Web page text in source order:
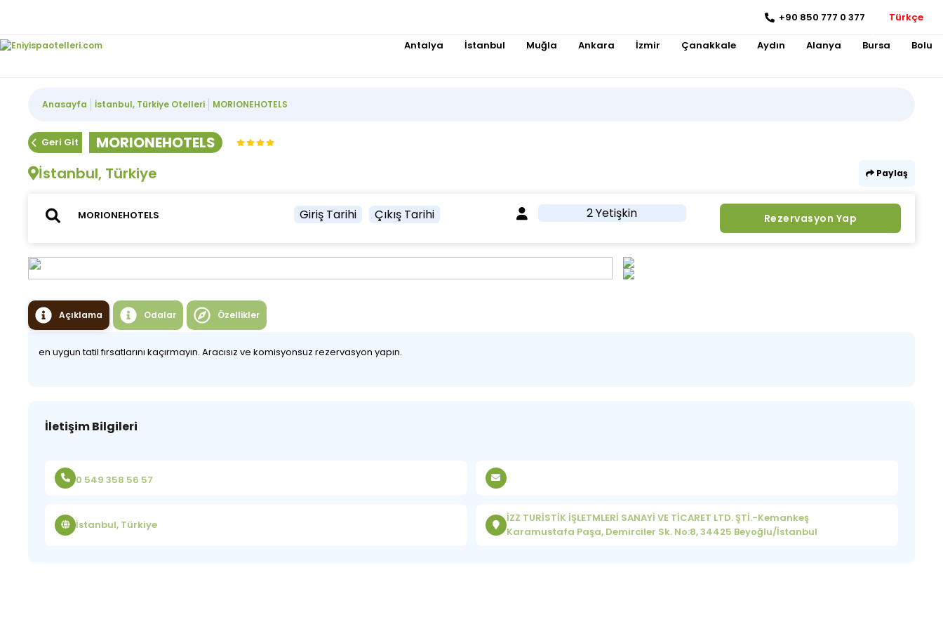
+90 850 777 0 377 Türkçe
Antalya İstanbul Muğla Ankara İzmir Çanakkale Aydın Alanya Bursa Bolu
Anasayfa İstanbul, Türkiye Otelleri MORIONEHOTELS
Geri Git
MORIONEHOTELS
İstanbul, Türkiye
Paylaş
Giriş Tarihi Çıkış Tarihi 2 Yetişkin Rezervasyon Yap
Açıklama Odalar Özellikler
en uygun tatil fırsatlarını kaçırmayın. Aracısız ve komisyonsuz rezervasyon yapın.
İletişim Bilgileri
0 549 358 56 57
İstanbul, Türkiye
İZZ TURİSTİK İŞLETMLERİ SANAYİ VE TİCARET LTD. ŞTİ.-Kemankeş
Karamustafa Paşa, Demirciler Sk. No:8, 34425 Beyoğlu/İstanbul